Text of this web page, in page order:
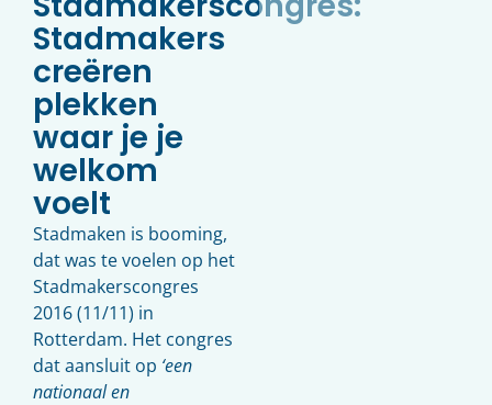
Stadmakers
creëren
plekken
waar je je
welkom
voelt
Stadmaken is booming,
dat was te voelen op het
Stadmakerscongres
2016 (11/11) in
Rotterdam. Het congres
dat aansluit op ‘een
nationaal en